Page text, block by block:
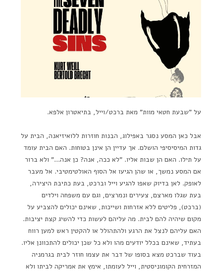
על "שבעת חטאי מוות" מאת ברכט/וייל, בתיאטרון אלפא.
אבל כאן המסע נסגר באפילוג, הבנות חוזרות ללואיזיאנה, הבית על
גדות המיסיסיפי הושלם. אך עדיין הן אינן בטוחות. האם הבית עומד
על תילו. האם הן שבות אליו. "לא ככה, אנה? כן אנה..." ולא ברור
אם המסע נמשך, או שהן הגיעו אל הסוף האולטימטיבי. אל מעבר
לאופק. לאן בדיוק שאפו להגיע וייל וברכט, בעת כתיבת היצירה,
בעת שגלו מארצם, צעירים ונמרצים, וגם עם משפחה וילדים
(ברכט), פליטים ללא אזרחות ושייכות, שאינם יכולים להצביע על
מקום שיהיה להם לבית. מה עליהם לעשות כדי להשיג קצת יציבות.
האם עליהם לנצל את הרגע ולהתהולל או להקטין ראש למען רווח
בעתיד, שאינם בכלל יודעים מהו ולא כל שכן יכולים להתכוונן אליו.
בעוד שברכט מצא בסופו של דבר את עצמו חוזר לבית בגרמניה
המזרחית הקומוניסטית, וייל לעומתו, אימץ את אמריקה לביתו ולא